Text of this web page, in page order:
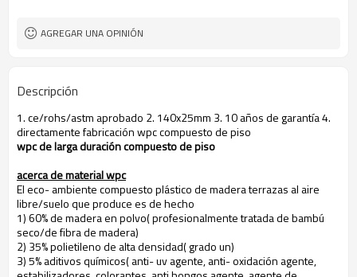
AGREGAR UNA OPINIÓN
Descripción
1. ce/rohs/astm aprobado 2. 140x25mm 3. 10 años de garantía 4.
directamente fabricación wpc compuesto de piso
wpc de larga duración compuesto de piso
acerca de material wpc
El eco- ambiente compuesto plástico de madera terrazas al aire
libre/suelo que produce es de hecho
1) 60% de madera en polvo( profesionalmente tratada de bambú
seco/de fibra de madera)
2) 35% polietileno de alta densidad( grado un)
3) 5% aditivos químicos( anti- uv agente, anti- oxidación agente,